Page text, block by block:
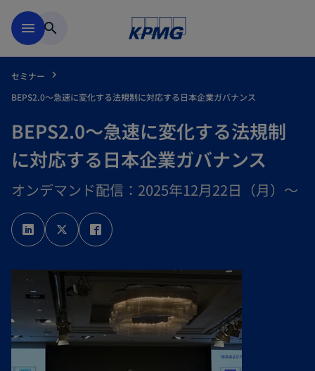
menu search
セミナー
BEPS2.0～急速に変化する法規制に対応する日本企業ガバナンス
BEPS2.0～急速に変化する法規制
に対応する日本企業ガバナンス
オンデマンド配信：2025年12月22日（月）～
新
し
い
タ
新
し
い
タ
し
い